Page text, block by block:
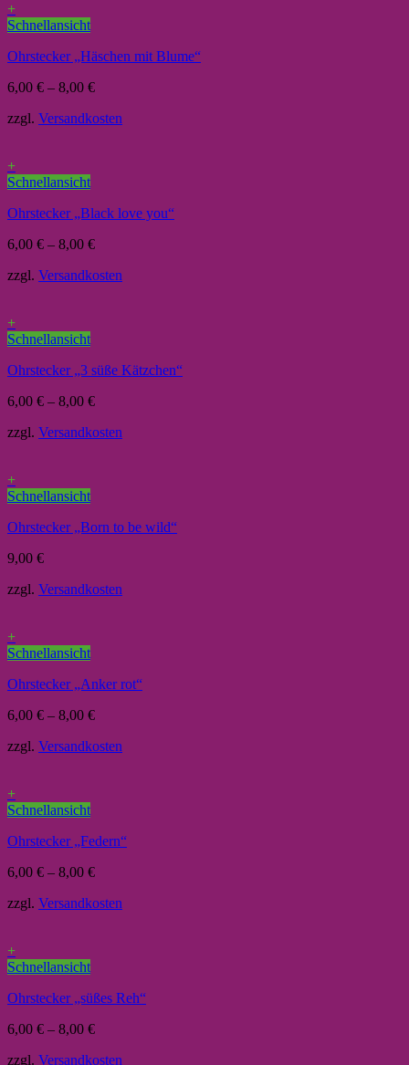
+
Schnellansicht
Ohrstecker „Häschen mit Blume“
6,00 € – 8,00 €
zzgl. Versandkosten
+
Schnellansicht
Ohrstecker „Black love you“
6,00 € – 8,00 €
zzgl. Versandkosten
+
Schnellansicht
Ohrstecker „3 süße Kätzchen“
6,00 € – 8,00 €
zzgl. Versandkosten
+
Schnellansicht
Ohrstecker „Born to be wild“
9,00 €
zzgl. Versandkosten
+
Schnellansicht
Ohrstecker „Anker rot“
6,00 € – 8,00 €
zzgl. Versandkosten
+
Schnellansicht
Ohrstecker „Federn“
6,00 € – 8,00 €
zzgl. Versandkosten
+
Schnellansicht
Ohrstecker „süßes Reh“
6,00 € – 8,00 €
zzgl. Versandkosten